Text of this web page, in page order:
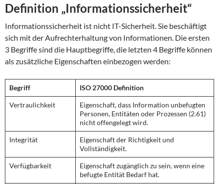
Definition „Informationssicherheit“
Informationssicherheit ist nicht IT-Sicherheit. Sie beschäftigt
sich mit der Aufrechterhaltung von Informationen. Die ersten
3 Begriffe sind die Hauptbegriffe, die letzten 4 Begriffe können
als zusätzliche Eigenschaften einbezogen werden:
Begriff ISO 27000 Definition
Vertraulichkeit
Eigenschaft, dass Information unbefugten
Personen, Entitäten oder Prozessen (2.61)
nicht offengelegt wird.
Integrität
Eigenschaft der Richtigkeit und
Vollständigkeit.
Verfügbarkeit
Eigenschaft zugänglich zu sein, wenn eine
befugte Entität Bedarf hat.